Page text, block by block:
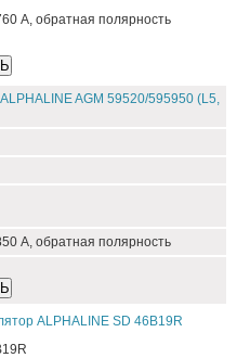
А, обратная полярность
AGM 59520/595950 (L5,
А, обратная полярность
ALPHALINE SD 46B19R